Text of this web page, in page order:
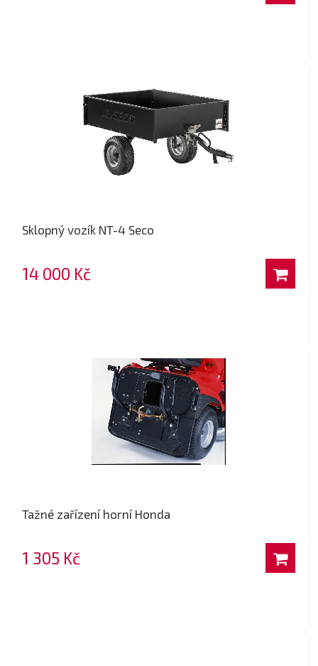
Sklopný vozík NT-4 Seco
14 000 Kč
Tažné zařízení horní Honda
1 305 Kč